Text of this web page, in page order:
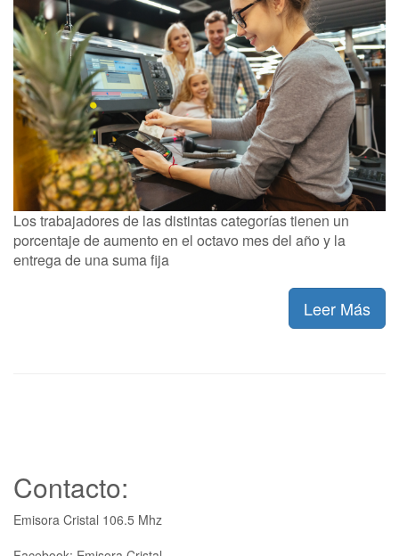
Los trabajadores de las distintas categorías tienen un
porcentaje de aumento en el octavo mes del año y la
entrega de una suma fija
Leer Más
Contacto:
Emisora Cristal 106.5 Mhz